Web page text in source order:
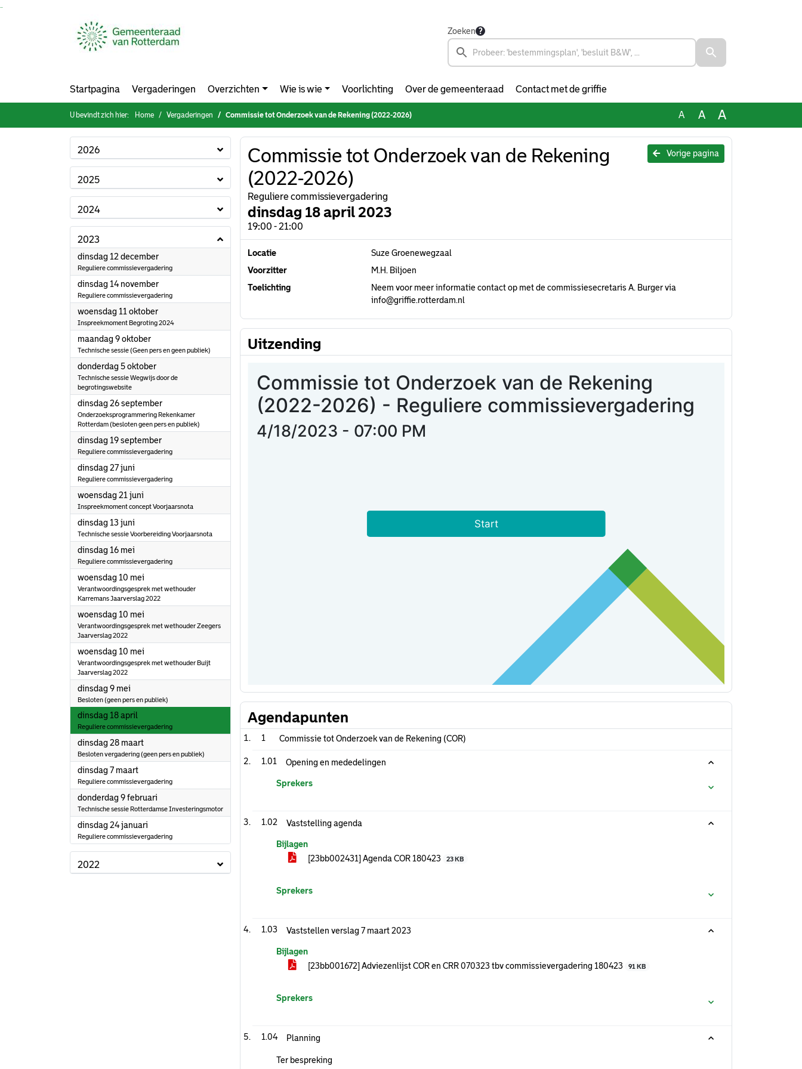
Zoeken
Startpagina Vergaderingen Overzichten Wie is wie Voorlichting Over de gemeenteraad Contact met de griffie
U bevindt zich hier: Home Vergaderingen Commissie tot Onderzoek van de Rekening (2022-2026) A A A
2026
2025
2024
2023
dinsdag 12 december2023
Reguliere commissievergadering
dinsdag 14 november2023
Reguliere commissievergadering
woensdag 11 oktober2023
Inspreekmoment Begroting 2024
maandag 9 oktober2023
Technische sessie (Geen pers en geen publiek)
donderdag 5 oktober2023
Technische sessie Wegwijs door de
begrotingswebsite
dinsdag 26 september2023
Onderzoeksprogrammering Rekenkamer
Rotterdam (besloten geen pers en publiek)
dinsdag 19 september2023
Reguliere commissievergadering
dinsdag 27 juni
Reguliere commissievergadering
woensdag 21 juni
Inspreekmoment concept Voorjaarsnota
dinsdag 13 juni
Technische sessie Voorbereiding Voorjaarsnota
dinsdag 16 mei
Reguliere commissievergadering
woensdag 10 mei
Verantwoordingsgesprek met wethouder
Karremans Jaarverslag 2022
woensdag 10 mei
Verantwoordingsgesprek met wethouder Zeegers
Jaarverslag 2022
woensdag 10 mei
Verantwoordingsgesprek met wethouder Buijt
Jaarverslag 2022
dinsdag 9 mei
Besloten (geen pers en publiek)
dinsdag 18 april
Reguliere commissievergadering
dinsdag 28 maart2023
Besloten vergadering (geen pers en publiek)
dinsdag 7 maart2023
Reguliere commissievergadering
donderdag 9 februari
Technische sessie Rotterdamse Investeringsmotor
dinsdag 24 januari
Reguliere commissievergadering
2022
Vorige pagina
Commissie tot Onderzoek van de Rekening
(2022-2026)
Reguliere commissievergadering
dinsdag 18 april 2023
19:00 - 21:00
Locatie
Suze Groenewegzaal
Voorzitter
M.H. Biljoen
Toelichting
Neem voor meer informatie contact op met de commissiesecretaris A. Burger via
info@griffie.rotterdam.nl
Uitzending
Agendapunten
1 Commissie tot Onderzoek van de Rekening (COR)
1.01 Opening en mededelingen
Sprekers
1.02 Vaststelling agenda
Bijlagen
[23bb002431] Agenda COR 180423
23 KB
Sprekers
1.03 Vaststellen verslag 7 maart 2023
Bijlagen
[23bb001672] Adviezenlijst COR en CRR 070323 tbv commissievergadering 180423
91 KB
Sprekers
1.04 Planning
Ter bespreking